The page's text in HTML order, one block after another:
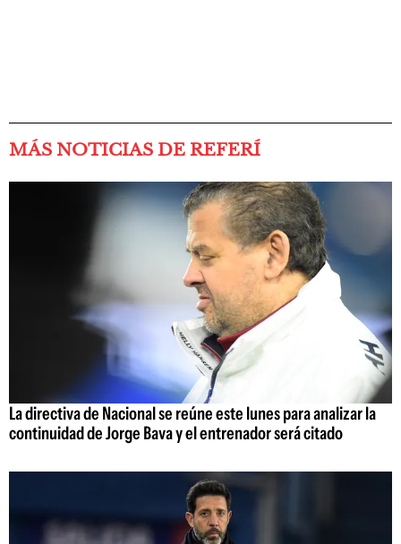
MÁS NOTICIAS DE REFERÍ
La directiva de Nacional se reúne este lunes para analizar la
continuidad de Jorge Bava y el entrenador será citado